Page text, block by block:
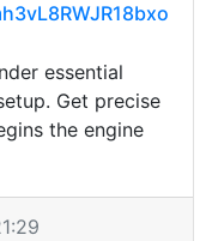
essential
Get precise
the engine